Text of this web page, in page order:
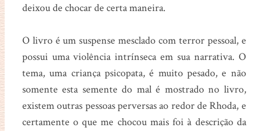
deixou de chocar de certa maneira.
O livro é um suspense mesclado com terror pessoal, e
possui uma violência intrínseca em sua narrativa. O
tema, uma criança psicopata, é muito pesado, e não
somente esta semente do mal é mostrado no livro,
existem outras pessoas perversas ao redor de Rhoda, e
certamente o que me chocou mais foi à descrição da